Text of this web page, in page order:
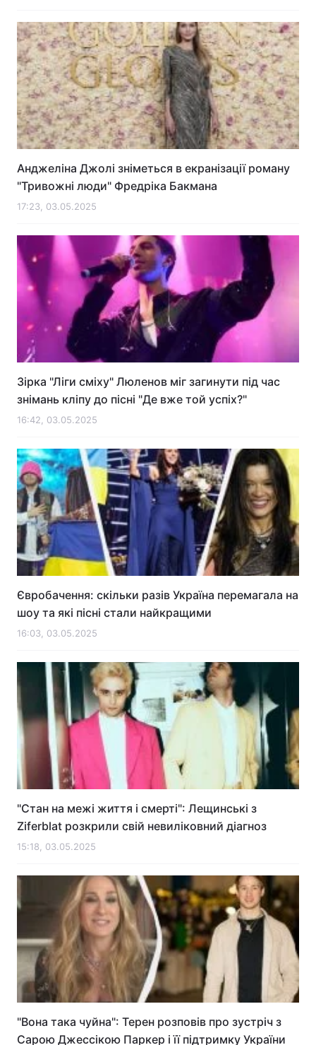
Анджеліна Джолі зніметься в екранізації роману
"Тривожні люди" Фредріка Бакмана
17:23, 03.05.2025
Зірка "Ліги сміху" Люленов міг загинути під час
знімань кліпу до пісні "Де вже той успіх?"
16:42, 03.05.2025
Євробачення: скільки разів Україна перемагала на
шоу та які пісні стали найкращими
16:03, 03.05.2025
"Стан на межі життя і смерті": Лещинські з
Ziferblat розкрили свій невиліковний діагноз
15:18, 03.05.2025
"Вона така чуйна": Терен розповів про зустріч з
Сарою Джессікою Паркер і її підтримку України